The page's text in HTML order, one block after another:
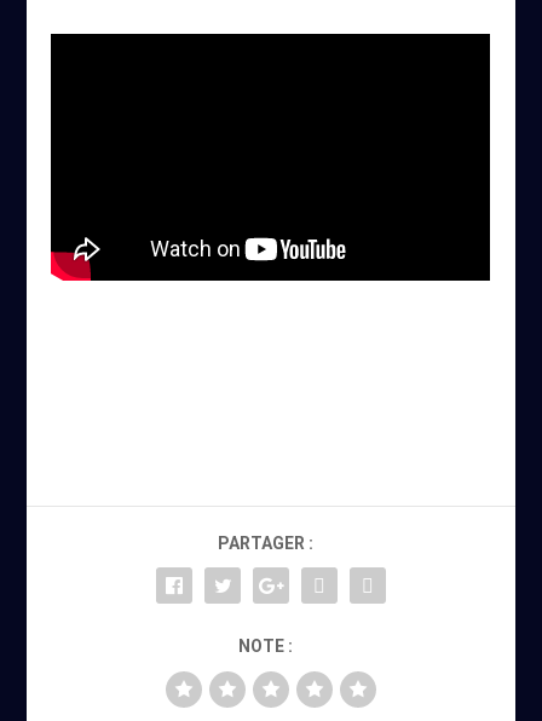
PARTAGER :
NOTE :